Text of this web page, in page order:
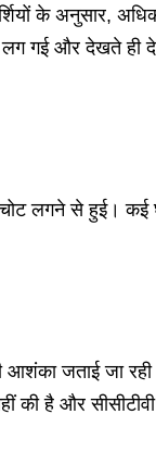
के अनुसार,
लग गई और देखते
लगने से हुई। कई
जताई जा रही
है और